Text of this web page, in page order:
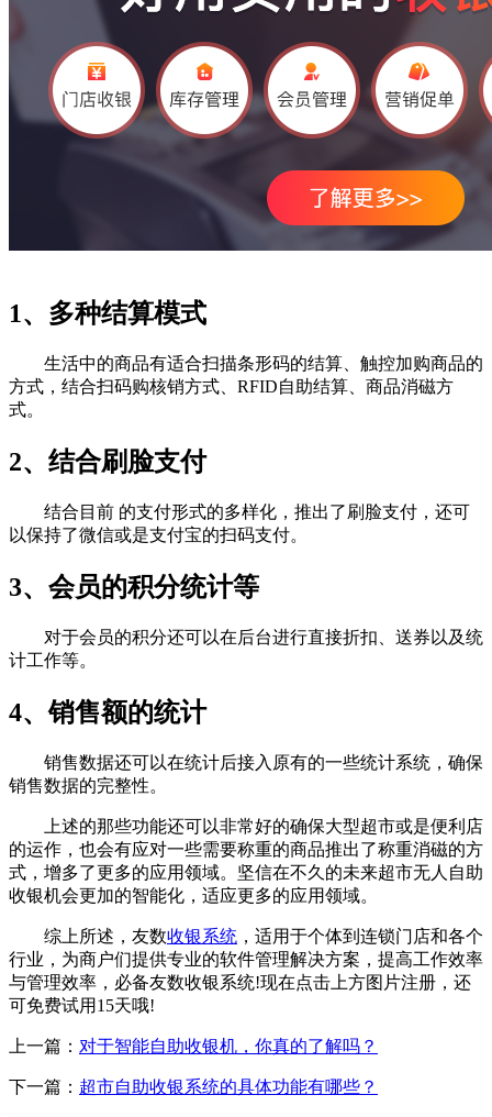
1、多种结算模式
生活中的商品有适合扫描条形码的结算、触控加购商品的
方式，结合扫码购核销方式、RFID自助结算、商品消磁方
式。
2、结合刷脸支付
结合目前 的支付形式的多样化，推出了刷脸支付，还可
以保持了微信或是支付宝的扫码支付。
3、会员的积分统计等
对于会员的积分还可以在后台进行直接折扣、送券以及统
计工作等。
4、销售额的统计
销售数据还可以在统计后接入原有的一些统计系统，确保
销售数据的完整性。
上述的那些功能还可以非常好的确保大型超市或是便利店
的运作，也会有应对一些需要称重的商品推出了称重消磁的方
式，增多了更多的应用领域。坚信在不久的未来超市无人自助
收银机会更加的智能化，适应更多的应用领域。
综上所述，友数收银系统 ，适用于个体到连锁门店和各个
行业，为商户们提供专业的软件管理解决方案，提高工作效率
与管理效率，必备友数收银系统!现在点击上方图片注册，还
可免费试用15天哦!
上一篇： 对于智能自助收银机，你真的了解吗？
下一篇： 超市自助收银系统的具体功能有哪些？